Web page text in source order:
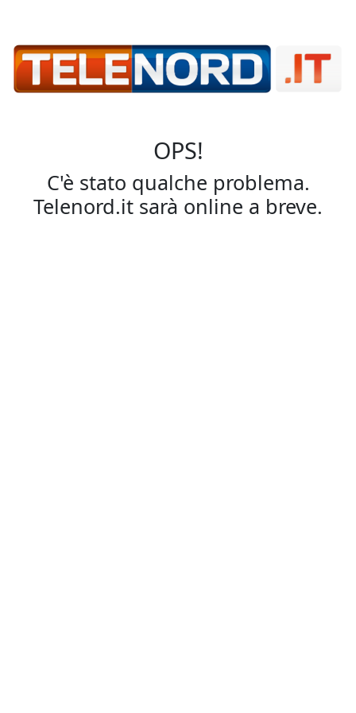
OPS!
C'è stato qualche problema.
Telenord.it sarà online a breve.